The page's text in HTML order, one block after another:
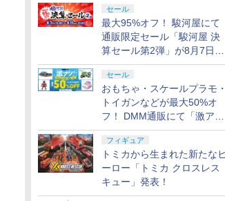
セール
最大95%オフ！ 駿河屋にて
通販限定セール「駿河屋 決
算セール第2弾」が8月7日12
時より開催
セール
おもちゃ・スケールプラモ・
トイガンなどが最大50%オ
フ！ DMM通販にて「激ア
ツ！おもちゃ・ホビー夏セ
ル」が開催
フィギュア
トミカから生まれた新たなヒ
ーロー「トミカ クロスレス
キュー」発表！